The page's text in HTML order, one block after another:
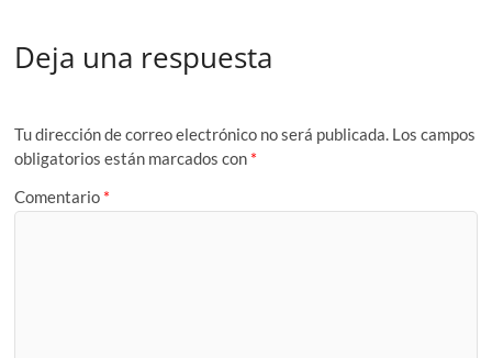
Deja una respuesta
Tu dirección de correo electrónico no será publicada. Los campos
obligatorios están marcados con *
Comentario *